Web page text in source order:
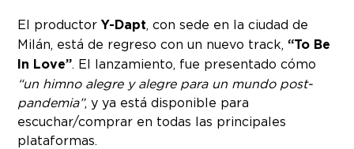
El productorY-Dapt, con sede en la ciudad de
Milán, está de regreso con un nuevo track, “To Be
In Love”. El lanzamiento, fue presentado cómo
“un himno alegre y alegre para un mundo post-
pandemia”, y ya está disponible para
escuchar/comprar en todas las principales
plataformas.